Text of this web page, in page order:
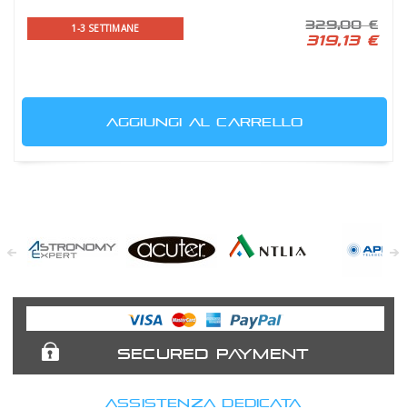
1-3 SETTIMANE 329,00 €
319,13 €
AGGIUNGI AL CARRELLO
Expert
Telescopes
SECURED PAYMENT
ASSISTENZA DEDICATA